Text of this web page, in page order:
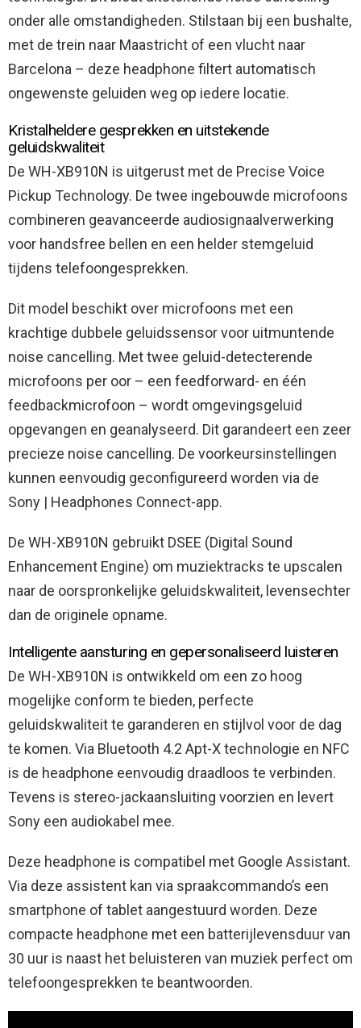
onder alle omstandigheden. Stilstaan bij een bushalte,
met de trein naar Maastricht of een vlucht naar
Barcelona – deze headphone filtert automatisch
ongewenste geluiden weg op iedere locatie.
Kristalheldere gesprekken en uitstekende
geluidskwaliteit
De WH-XB910N is uitgerust met de Precise Voice
Pickup Technology. De twee ingebouwde microfoons
combineren geavanceerde audiosignaalverwerking
voor handsfree bellen en een helder stemgeluid
tijdens telefoongesprekken.
Dit model beschikt over microfoons met een
krachtige dubbele geluidssensor voor uitmuntende
noise cancelling. Met twee geluid-detecterende
microfoons per oor – een feedforward- en één
feedbackmicrofoon – wordt omgevingsgeluid
opgevangen en geanalyseerd. Dit garandeert een zeer
precieze noise cancelling. De voorkeursinstellingen
kunnen eenvoudig geconfigureerd worden via de
Sony | Headphones Connect-app.
De WH-XB910N gebruikt DSEE (Digital Sound
Enhancement Engine) om muziektracks te upscalen
naar de oorspronkelijke geluidskwaliteit, levensechter
dan de originele opname.
Intelligente aansturing en gepersonaliseerd luisteren
De WH-XB910N is ontwikkeld om een zo hoog
mogelijke conform te bieden, perfecte
geluidskwaliteit te garanderen en stijlvol voor de dag
te komen. Via Bluetooth 4.2 Apt-X technologie en NFC
is de headphone eenvoudig draadloos te verbinden.
Tevens is stereo-jackaansluiting voorzien en levert
Sony een audiokabel mee.
Deze headphone is compatibel met Google Assistant.
Via deze assistent kan via spraakcommando’s een
smartphone of tablet aangestuurd worden. Deze
compacte headphone met een batterijlevensduur van
30 uur is naast het beluisteren van muziek perfect om
telefoongesprekken te beantwoorden.